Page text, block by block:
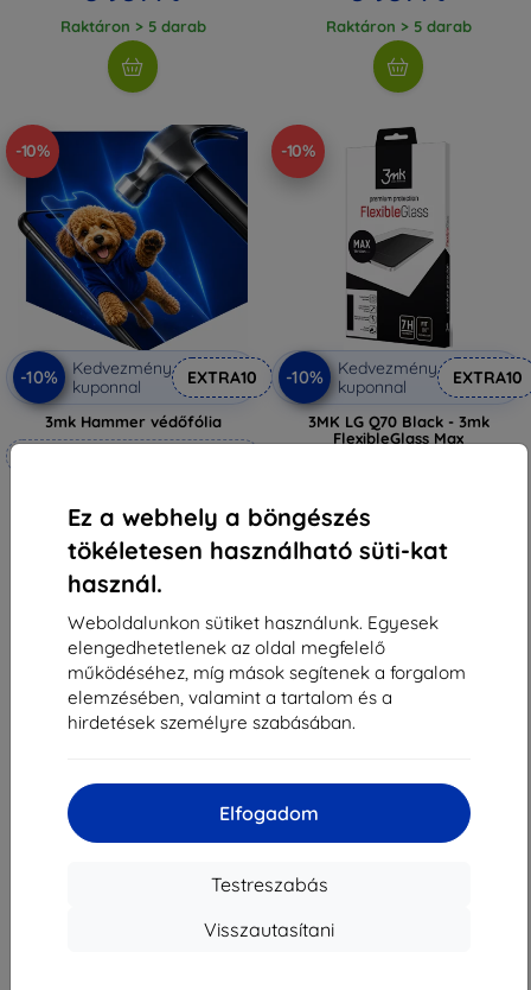
Ez a webhely a böngészés
tökéletesen használható süti-kat
használ.
Weboldalunkon sütiket használunk. Egyesek
elengedhetetlenek az oldal megfelelő
működéséhez, míg mások segítenek a forgalom
elemzésében, valamint a tartalom és a
hirdetések személyre szabásában.
Elfogadom
Testreszabás
Visszautasítani
Raktáron > 5 darab Raktáron > 5 darab
-10%
-10%
Kedvezmény
kuponnal
EXTRA10
3mk Hammer védőfólia
6 291 Ft
Raktáron 4 darab
-10%
-10%
Kedvezmény
kuponnal
EXTRA10
3MK LG Q70 Black - 3mk
FlexibleGlass Max
Raktáron 1 darab
Összes találat6.